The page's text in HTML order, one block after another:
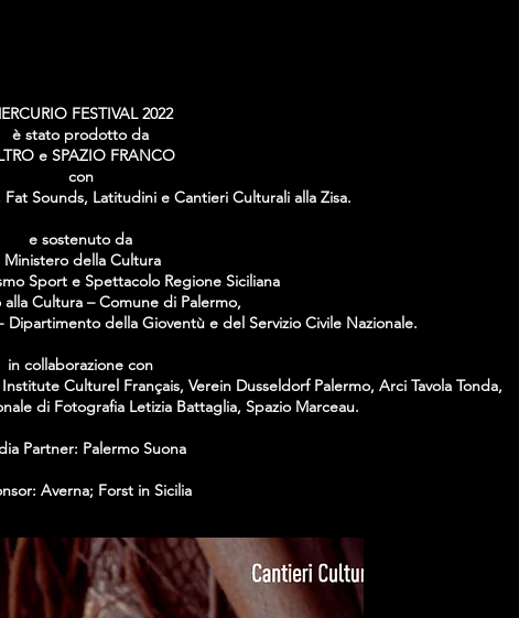
FESTIVAL 2022
è stato prodotto da
e SPAZIO FRANCO
con
Sounds, Latitudini e Cantieri Culturali alla Zisa.
e sostenuto da
Ministero della Cultura
Sport e Spettacolo Regione Siciliana
alla Cultura – Comune di Palermo,
della Gioventù e del Servizio Civile Nazionale.
in collaborazione con
Culturel Français, Verein Dusseldorf Palermo, Arci Tavola Tonda,
di Fotografia Letizia Battaglia, Spazio Marceau.
Partner: Palermo Suona
Averna; Forst in Sicilia